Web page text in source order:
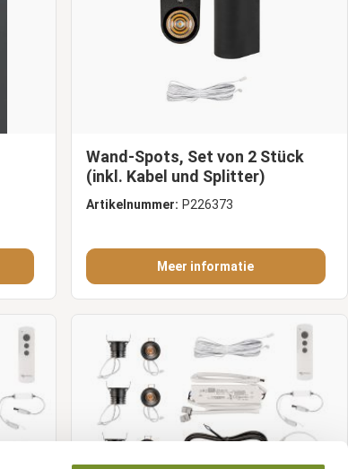
Wand-Spots, Set von 2 Stück
(inkl. Kabel und Splitter)
Artikelnummer: P226373
Meer informatie